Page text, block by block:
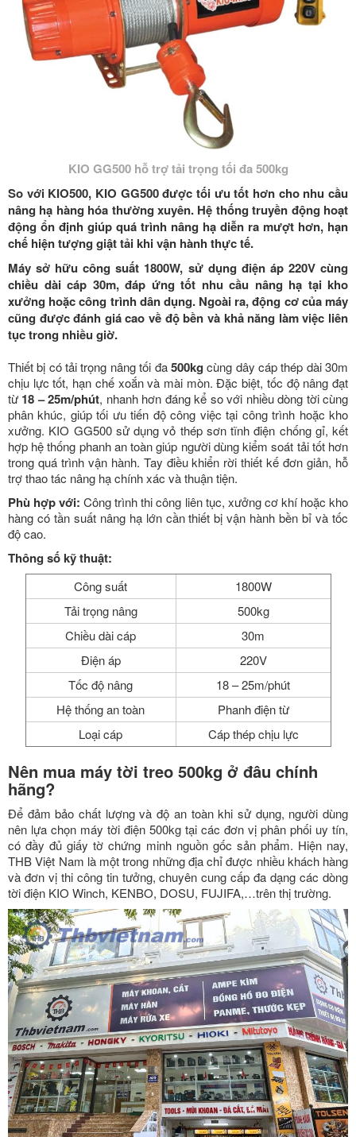
KIO GG500 hỗ trợ tải trọng tối đa 500kg
So với KIO500, KIO GG500 được tối ưu tốt hơn cho nhu cầu
nâng hạ hàng hóa thường xuyên. Hệ thống truyền động hoạt
động ổn định giúp quá trình nâng hạ diễn ra mượt hơn, hạn
chế hiện tượng giật tải khi vận hành thực tế.
Máy sở hữu công suất 1800W, sử dụng điện áp 220Vcùng
chiều dài cáp 30m, đáp ứng tốt nhu cầu nâng hạ tại kho
xưởng hoặc công trình dân dụng. Ngoài ra, động cơ của máy
cũng được đánh giá cao về độ bền và khả năng làm việc liên
tục trong nhiều giờ.
Thiết bị có tải trọng nâng tối đa500kg cùng dây cáp thép dài 30m
chịu lực tốt, hạn chế xoắn và mài mòn. Đặc biệt, tốc độ nâng đạt
từ 18 – 25m/phút, nhanh hơn đáng kể so với nhiều dòng tời cùng
phân khúc, giúp tối ưu tiến độ công việc tại công trình hoặc kho
xưởng. KIO GG500 sử dụng vỏ thép sơn tĩnh điện chống gỉ, kết
hợp hệ thống phanh an toàn giúp người dùng kiểm soát tải tốt hơn
trong quá trình vận hành. Tay điều khiển rời thiết kế đơn giản, hỗ
trợ thao tác nâng hạ chính xác và thuận tiện.
Phù hợp với: Công trình thi công liên tục, xưởng cơ khí hoặc kho
hàng có tần suất nâng hạ lớn cần thiết bị vận hành bền bỉ và tốc
độ cao.
Thông số kỹ thuật:
Công suất
1800W
Tải trọng nâng
500kg
Chiều dài cáp
30m
Điện áp
220V
Tốc độ nâng
18 – 25m/phút
Hệ thống an toàn
Phanh điện từ
Loại cáp
Cáp thép chịu lực
Nên mua máy tời treo 500kg ở đâu chính
hãng?
Để đảm bảo chất lượng và độ an toàn khi sử dụng, người dùng
nên lựa chọn máy tời điện 500kg tại các đơn vị phân phối uy tín,
có đầy đủ giấy tờ chứng minh nguồn gốc sản phẩm. Hiện nay,
THB Việt Nam là một trong những địa chỉ được nhiều khách hàng
và đơn vị thi công tin tưởng, chuyên cung cấp đa dạng các dòng
tời điện KIO Winch, KENBO, DOSU, FUJIFA,…trên thị trường.